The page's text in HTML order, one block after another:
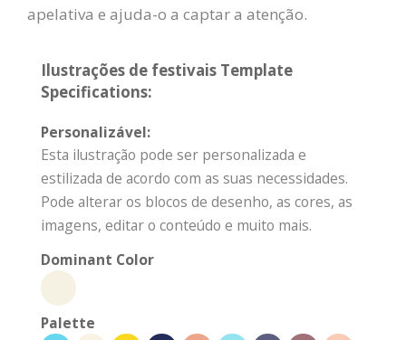
apelativa e ajuda-o a captar a atenção.
Ilustrações de festivais Template
Specifications:
Personalizável:
Esta ilustração pode ser personalizada e
estilizada de acordo com as suas necessidades.
Pode alterar os blocos de desenho, as cores, as
imagens, editar o conteúdo e muito mais.
Dominant Color
Palette